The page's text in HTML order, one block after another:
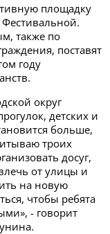
площадку
также по
поставят
году
округ
детских и
больше,
троих
досуг,
от улицы и
на новую
чтобы ребята
- говорит